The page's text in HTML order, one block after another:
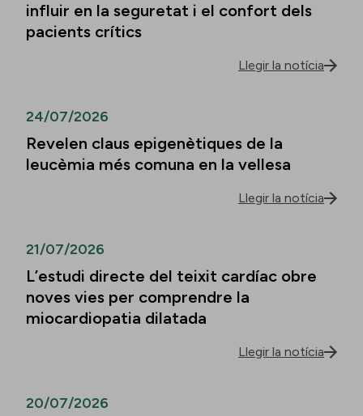
influir en la seguretat i el confort dels
pacients crítics
Llegir la notícia
24/07/2026
Revelen claus epigenètiques de la
leucèmia més comuna en la vellesa
Llegir la notícia
21/07/2026
L’estudi directe del teixit cardíac obre
noves vies per comprendre la
miocardiopatia dilatada
Llegir la notícia
20/07/2026